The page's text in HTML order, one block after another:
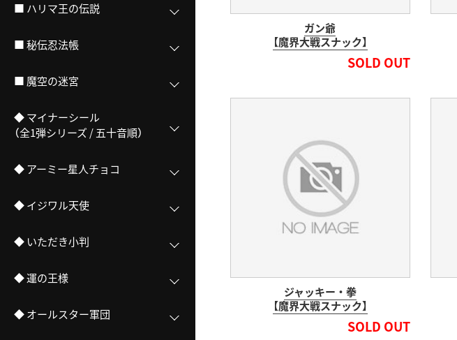
ガン爺
【魔界大戦スナック】
SOLD OUT
ジャッキー・拳
【魔界大戦スナック】
SOLD OUT
■ ハリマ王の伝説
■ 秘伝忍法帳
■ 魔空の迷宮
◆ マイナーシール
（全1弾シリーズ / 五十音順）
◆ アーミー星人チョコ
◆ イジワル天使
◆ いただき小判
◆ 運の王様
◆ オールスター軍団